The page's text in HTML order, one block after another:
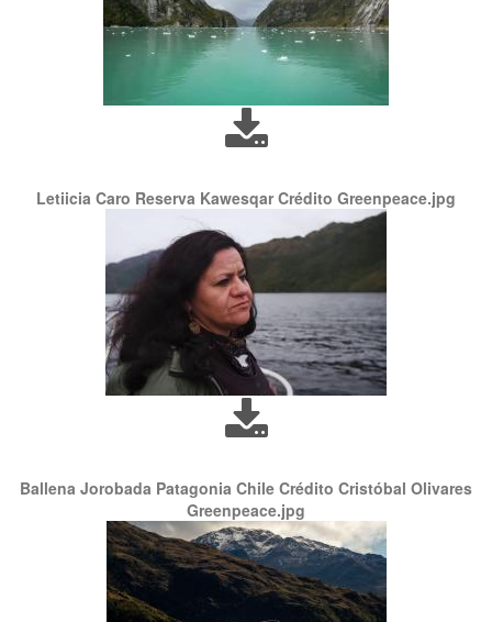
Letiicia Caro Reserva Kawesqar Crédito Greenpeace.jpg
Ballena Jorobada Patagonia Chile Crédito Cristóbal Olivares
Greenpeace.jpg